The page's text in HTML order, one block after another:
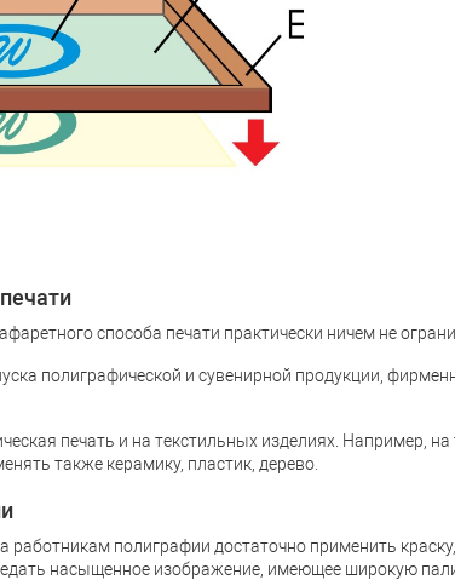
способа печати практически ничем не
полиграфической и сувенирной продукции,
печать и на текстильных изделиях. Например, на
также керамику, пластик, дерево.
работникам полиграфии достаточно применить
насыщенное изображение, имеющее широкую